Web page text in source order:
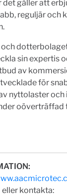
gäller att
reguljär och
sin expertis
av
för
nyttolaster
oöverträffad
eller kontakta: